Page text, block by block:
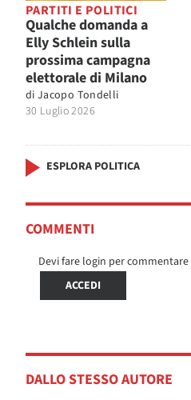
PARTITI E POLITICI
Qualche domanda a
Elly Schlein sulla
prossima campagna
elettorale di Milano
di Jacopo Tondelli
30 Luglio 2026
ESPLORA POLITICA
COMMENTI
Devi fare login per commentare
ACCEDI
DALLO STESSO AUTORE